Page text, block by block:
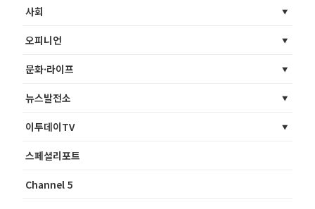
사회
오피니언
문화·라이프
뉴스발전소
이투데이TV
스페셜리포트
Channel 5